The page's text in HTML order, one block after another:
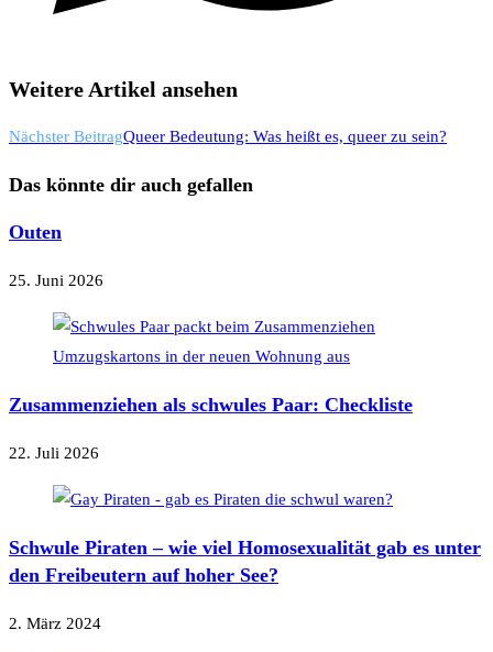
Weitere Artikel ansehen
Nächster BeitragQueer Bedeutung: Was heißt es, queer zu sein?
Das könnte dir auch gefallen
Outen
25. Juni 2026
Zusammenziehen als schwules Paar: Checkliste
22. Juli 2026
Schwule Piraten – wie viel Homosexualität gab es unter
den Freibeutern auf hoher See?
2. März 2024